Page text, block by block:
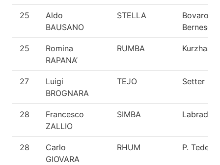
25
Aldo
BAUSANO
STELLA
Bovaro
Bernese
25
Romina
RAPANA’
RUMBA Kurzhaar
27
Luigi
BROGNARA
TEJO Setter
28
Francesco
ZALLIO
SIMBA Labrador
28
Carlo
GIOVARA
RHUM P.